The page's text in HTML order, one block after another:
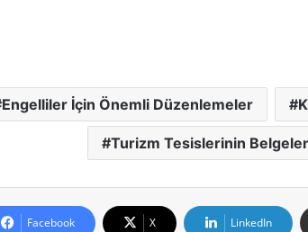
Engelliler İçin Önemli Düzenlemeler
Turizm Tesislerinin
Facebook X LinkedIn